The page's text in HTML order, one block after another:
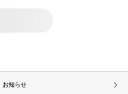
お知らせ